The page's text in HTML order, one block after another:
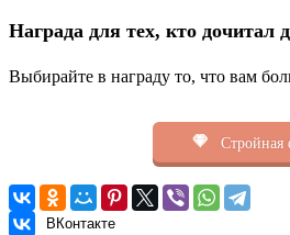
Награда для тех, кто дочитал
Выбирайте в награду то, что вам
Стройная
ВКонтакте